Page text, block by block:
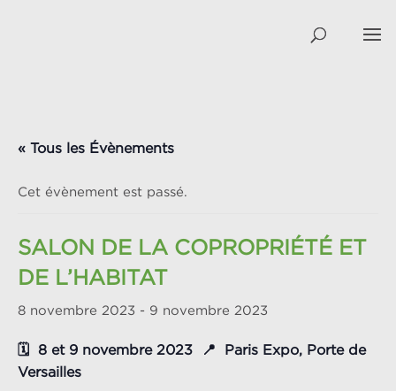
« Tous les Évènements
Cet évènement est passé.
SALON DE LA COPROPRIÉTÉ ET
DE L’HABITAT
8 novembre 2023 - 9 novembre 2023
🗓️ 8 et 9 novembre 2023 📍 Paris Expo, Porte de
Versailles